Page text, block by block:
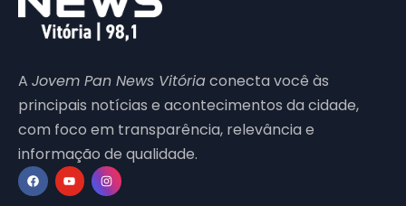
A Jovem Pan News Vitóriaconecta você às
principais notícias e acontecimentos da cidade,
com foco em transparência, relevância e
informação de qualidade.